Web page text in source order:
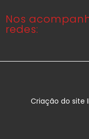
Nos
redes:
Criação do site